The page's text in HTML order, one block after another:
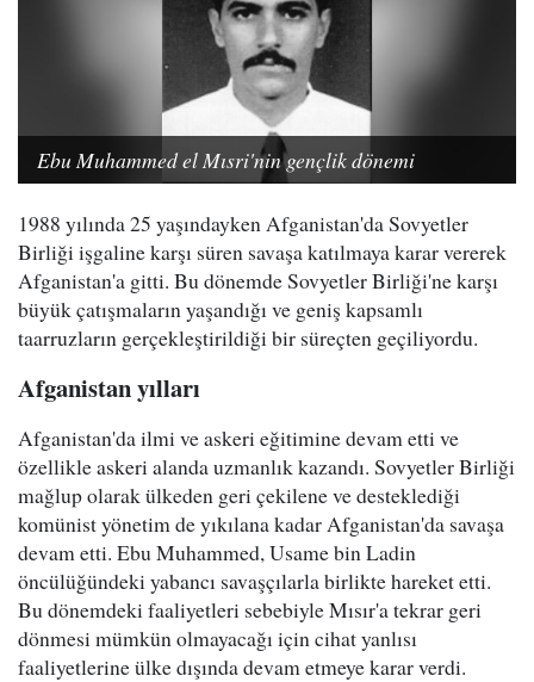
Ebu Muhammed el Mısri'nin gençlik dönemi
1988 yılında 25 yaşındayken Afganistan'da Sovyetler
Birliği işgaline karşı süren savaşa katılmaya karar vererek
Afganistan'a gitti. Bu dönemde Sovyetler Birliği'ne karşı
büyük çatışmaların yaşandığı ve geniş kapsamlı
taarruzların gerçekleştirildiği bir süreçten geçiliyordu.
Afganistan yılları
Afganistan'da ilmi ve askeri eğitimine devam etti ve
özellikle askeri alanda uzmanlık kazandı. Sovyetler Birliği
mağlup olarak ülkeden geri çekilene ve desteklediği
komünist yönetim de yıkılana kadar Afganistan'da savaşa
devam etti. Ebu Muhammed, Usame bin Ladin
öncülüğündeki yabancı savaşçılarla birlikte hareket etti.
Bu dönemdeki faaliyetleri sebebiyle Mısır'a tekrar geri
dönmesi mümkün olmayacağı için cihat yanlısı
faaliyetlerine ülke dışında devam etmeye karar verdi.